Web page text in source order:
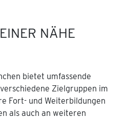
NÄHE
bietet umfassende
Zielgruppen im
Fort- und Weiterbildungen
als auch an weiteren